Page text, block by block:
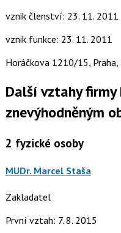
vznik členství: 23. 11. 2011
vznik funkce: 23. 11. 2011
Horáčkova 1210/15, Praha,
Další vztahy
znevýhodněným
2 fyzické osoby
MUDr. Marcel Staša
Zakladatel
První vztah: 7. 8. 2015